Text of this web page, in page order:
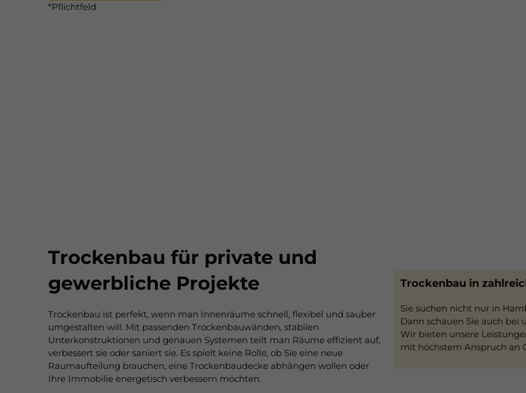
*Pflichtfeld
Trockenbau für private und
gewerbliche Projekte
Trockenbau ist perfekt, wenn man Innenräume schnell, flexibel und sauber
umgestalten will. Mit passenden Trockenbauwänden, stabilen
Unterkonstruktionen und genauen Systemen teilt man Räume effizient auf,
verbessert sie oder saniert sie. Es spielt keine Rolle, ob Sie eine neue
Raumaufteilung brauchen, eine Trockenbaudecke abhängen wollen oder
Ihre Immobilie energetisch verbessern möchten.
Trockenbau in
Sie suchen nicht nur in
Dann schauen Sie auch bei
Wir bieten unsere
mit höchstem Anspruch an